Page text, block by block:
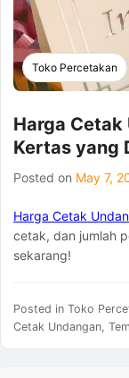
Toko Percetakan
Harga Cetak
Kertas yang
Posted on May 7,
Harga Cetak
cetak, dan jumlah
sekarang!
Posted in Toko
Cetak Undangan,